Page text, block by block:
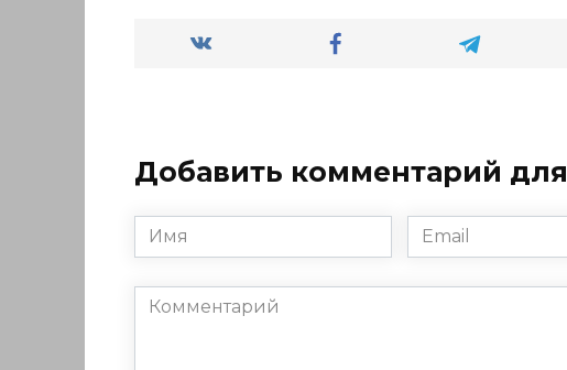
Добавить комментарий для
Имя
*
Email
*
Комментарий